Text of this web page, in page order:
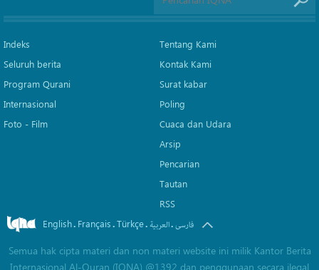
Indeks
Seluruh berita
Program Qurani
Internasional
Foto - Film
Tentang Kami
Kontak Kami
Surat kabar
Poling
Cuaca dan Udara
Arsip
Pencarian
Tautan
RSS
English. Français.Türkçe. العربیة.فارسی
Semua hak cipta materi dan non materi website ini milik Kantor Berita
Internasional Al-Quran (IQNA) @1392 dan penggunaan secara ilegal